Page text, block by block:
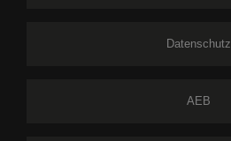
Datenschutz
AEB